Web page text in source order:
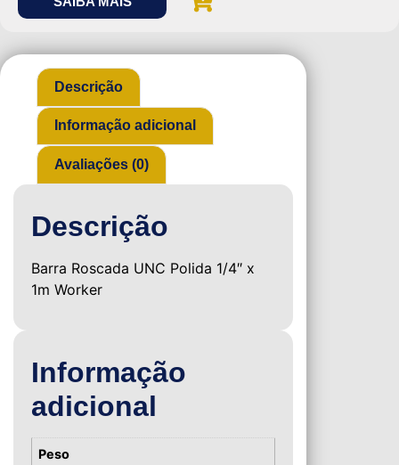
Descrição
Informação adicional
Avaliações (0)
Descrição
Barra Roscada UNC Polida 1/4″ x
1m Worker
Informação
adicional
Peso